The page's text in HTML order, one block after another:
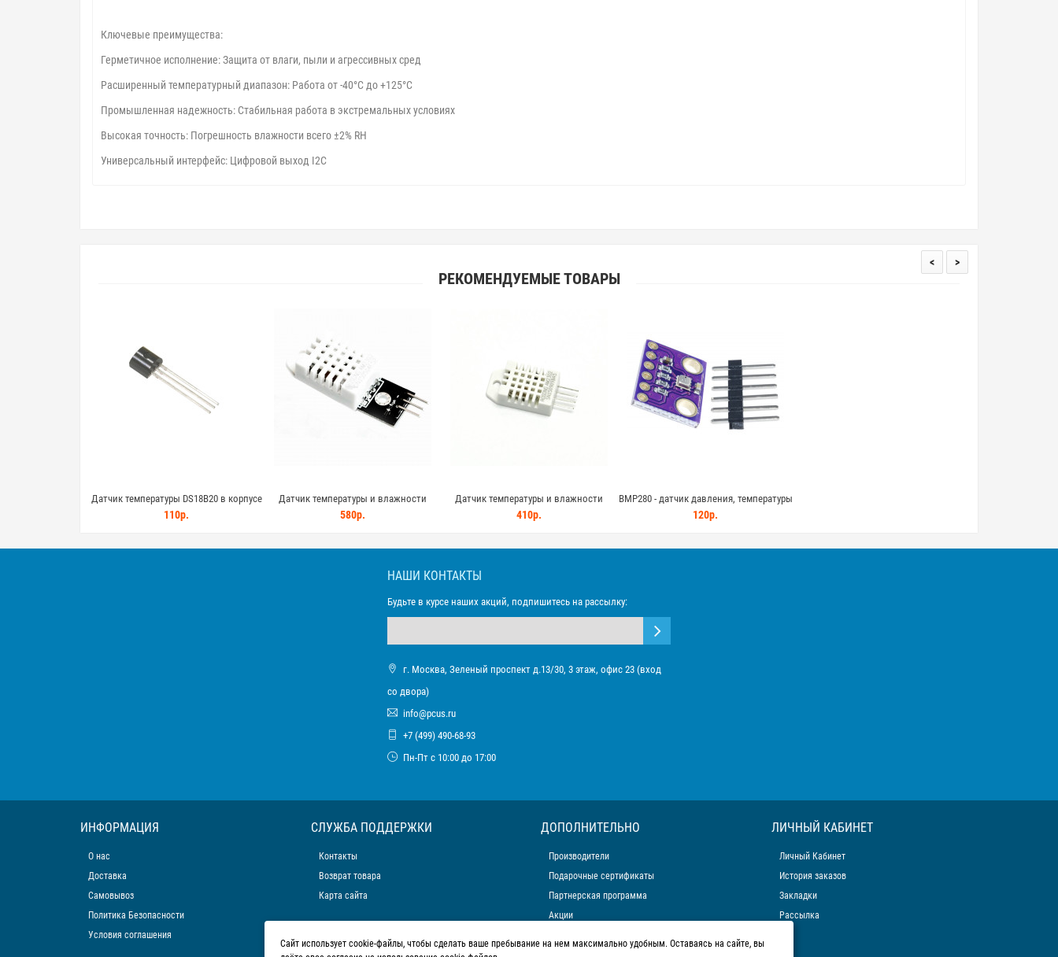
Ключевые преимущества:
Герметичное исполнение: Защита от влаги, пыли и агрессивных сред
Расширенный температурный диапазон: Работа от -40°C до +125°C
Промышленная надежность: Стабильная работа в экстремальных условиях
Высокая точность: Погрешность влажности всего ±2% RH
Универсальный интерфейс: Цифровой выход I2C
РЕКОМЕНДУЕМЫЕ ТОВАРЫ
Датчик температуры DS18B20 в корпусе
TO-92 (без паразитного режима)
110р.
Датчик температуры и влажности
DHT22 AM2302 на плате с
580р.
Датчик температуры и влажности
DHT22 AM2302 с цифровым выходом и
410р.
BMP280 - датчик давления, температуры
120р.
< >
НАШИ КОНТАКТЫ
Будьте в курсе наших акций, подпишитесь на рассылку:
г. Москва, Зеленый проспект д.13/30, 3 этаж, офис 23 (вход
со двора)
info@pcus.ru
+7 (499) 490-68-93
Пн-Пт с 10:00 до 17:00
ИНФОРМАЦИЯ
О нас
Доставка
Самовывоз
Политика Безопасности
Условия соглашения
СЛУЖБА ПОДДЕРЖКИ
Контакты
Возврат товара
Карта сайта
ДОПОЛНИТЕЛЬНО
Производители
Подарочные сертификаты
Партнерская программа
Акции
ЛИЧНЫЙ КАБИНЕТ
Личный Кабинет
История заказов
Закладки
Рассылка
Сайт использует cookie-файлы, чтобы сделать ваше пребывание на нем максимально удобным. Оставаясь на сайте, вы